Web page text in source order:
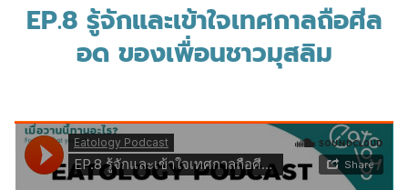
EP.8 รู้จักและเข้าใจเทศกาลถือศีล
อด ของเพื่อนชาวมุสลิม